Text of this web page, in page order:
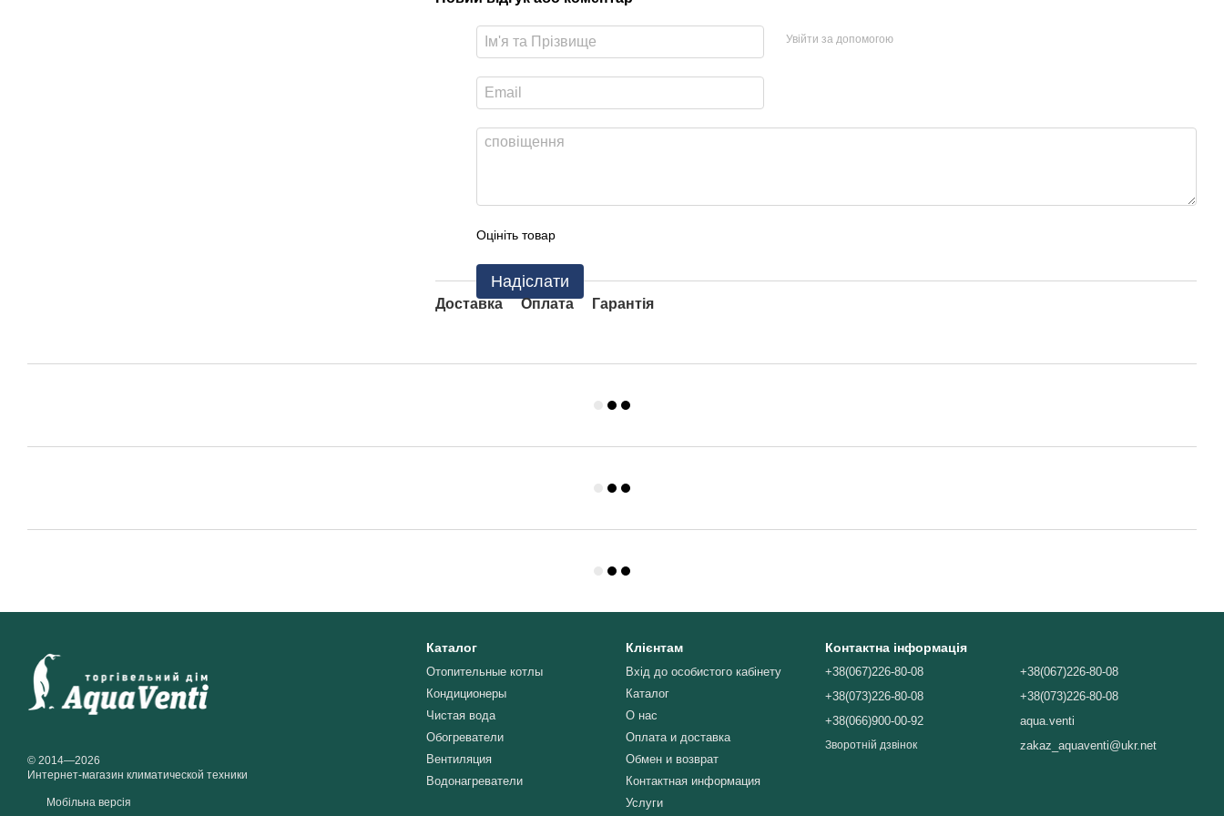
Увійти за допомогою
Оцініть товар
Надіслати
Доставка Оплата Гарантія
© 2014—2026
Интернет-магазин климатической техники
Мобільна версія
Каталог
Отопительные котлы
Кондиционеры
Чистая вода
Обогреватели
Вентиляция
Водонагреватели
Клієнтам
Вхід до особистого кабінету
Каталог
О нас
Оплата и доставка
Обмен и возврат
Контактная информация
Услуги
Контактна інформація
+38(067)226-80-08
+38(073)226-80-08
+38(066)900-00-92
Зворотній дзвінок
+38(067)226-80-08
+38(073)226-80-08
aqua.venti
zakaz_aquaventi@ukr.net